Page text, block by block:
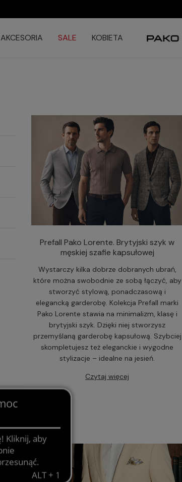
AKCESORIA SALE KOBIETA
Prefall Pako Lorente. Brytyjski szyk w
męskiej szafie kapsułowej
Wystarczy kilka dobrze dobranych ubrań,
które można swobodnie ze sobą łączyć, aby
stworzyć stylową, ponadczasową i
elegancką garderobę. Kolekcja Prefall marki
Pako Lorente stawia na minimalizm, klasę i
brytyjski szyk. Dzięki niej stworzysz
przemyślaną garderobę kapsułową. Szybciej
skompletujesz też eleganckie i wygodne
stylizacje – idealne na jesień.
Czytaj więcej